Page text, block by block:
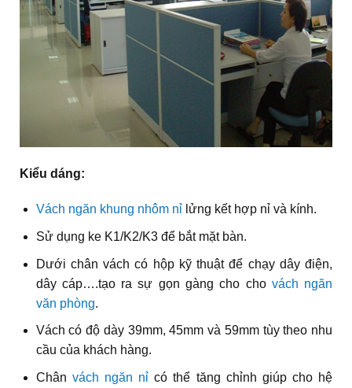
Kiểu dáng:
Vách ngăn khung nhôm nỉlửng kết hợp nỉ và kính.
Sử dụng ke K1/K2/K3 để bắt mặt bàn.
Dưới chân vách có hộp kỹ thuật để chạy dây điện,
dây cáp….tạo ra sự gọn gàng cho cho vách ngăn
văn phòng.
Vách có độ dày 39mm, 45mm và 59mm tùy theo nhu
cầu của khách hàng.
Chân vách ngăn nỉ có thể tăng chỉnh giúp cho hệ